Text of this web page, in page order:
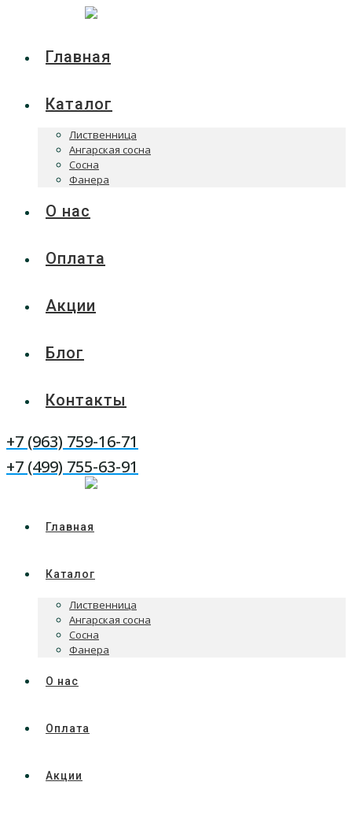
Главная
Каталог
Лиственница
Ангарская сосна
Сосна
Фанера
О нас
Оплата
Акции
Блог
Контакты
Telegram
WhatsApp
+7 (963) 759-16-71
+7 (499) 755-63-91
Главная
Каталог
Лиственница
Ангарская сосна
Сосна
Фанера
О нас
Оплата
Акции